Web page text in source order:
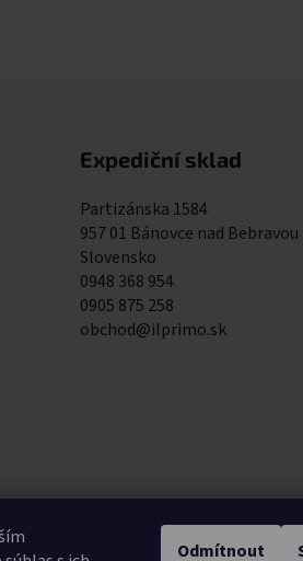
Odmítnout
Expediční sklad
Partizánska 1584
957 01 Bánovce nad Bebravou
Slovensko
0948 368 954
0905 875 258
obchod@ilprimo.sk
0948 368